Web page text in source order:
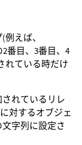
えば、
2番目、3番目、4
れている時だけ
れているリレ
対するオブジェ
字列に設定さ